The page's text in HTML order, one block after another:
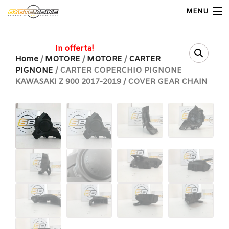
MENU
Home
Shop Ricambi
Note Generali
Carrello
Contatti
Home / MOTORE / MOTORE / CARTER
PIGNONE / CARTER COPERCHIO PIGNONE
KAWASAKI Z 900 2017-2019 / COVER GEAR CHAIN
In offerta!